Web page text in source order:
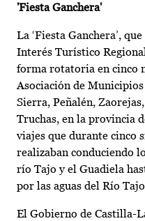
'Fiesta Ganchera'
La ‘Fiesta Ganchera’,
Interés Turístico
forma rotatoria en cinco
Asociación de
Sierra, Peñalén,
Truchas, en la provincia
viajes que durante cinco
realizaban conduciendo
río Tajo y el Guadiela
por las aguas del Río
El Gobierno de Castilla-